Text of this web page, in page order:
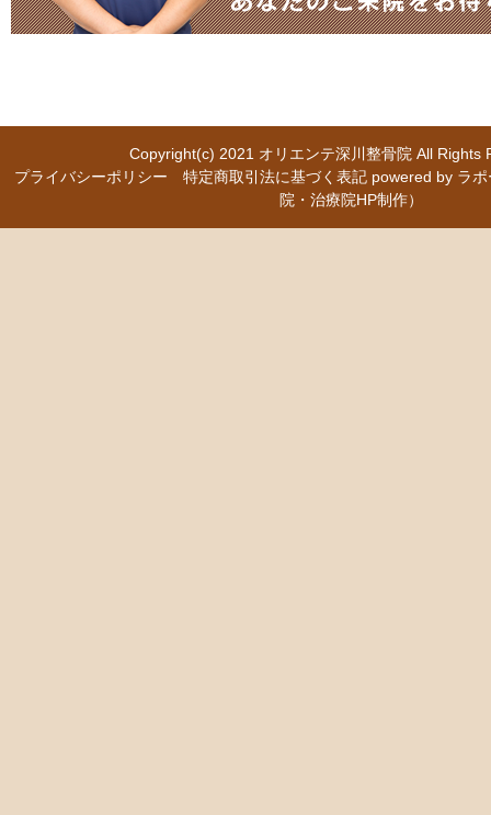
Copyright(c) 2021 オリエンテ深川整骨院 All
プライバシーポリシー
特定商取引法に基づく表記 powered by ラ
院・治療院HP制作）